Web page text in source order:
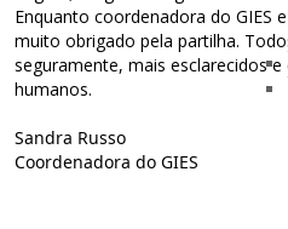
Enquanto coordenadora do GIES
muito obrigado pela partilha.
seguramente, mais esclarecidos
humanos.
Sandra Russo
Coordenadora do GIES